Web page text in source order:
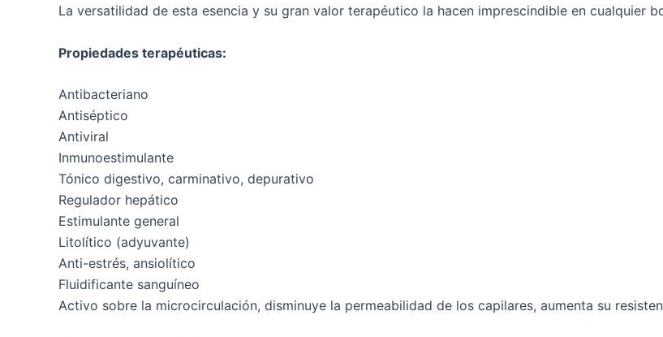
La versatilidad de esta esencia y su gran valor terapéutico la hacen imprescindible en cualquier
Propiedades terapéuticas:
Antibacteriano
Antiséptico
Antiviral
Inmunoestimulante
Tónico digestivo, carminativo, depurativo
Regulador hepático
Estimulante general
Litolítico (adyuvante)
Anti-estrés, ansiolítico
Fluidificante sanguíneo
Activo sobre la microcirculación, disminuye la permeabilidad de los capilares, aumenta su